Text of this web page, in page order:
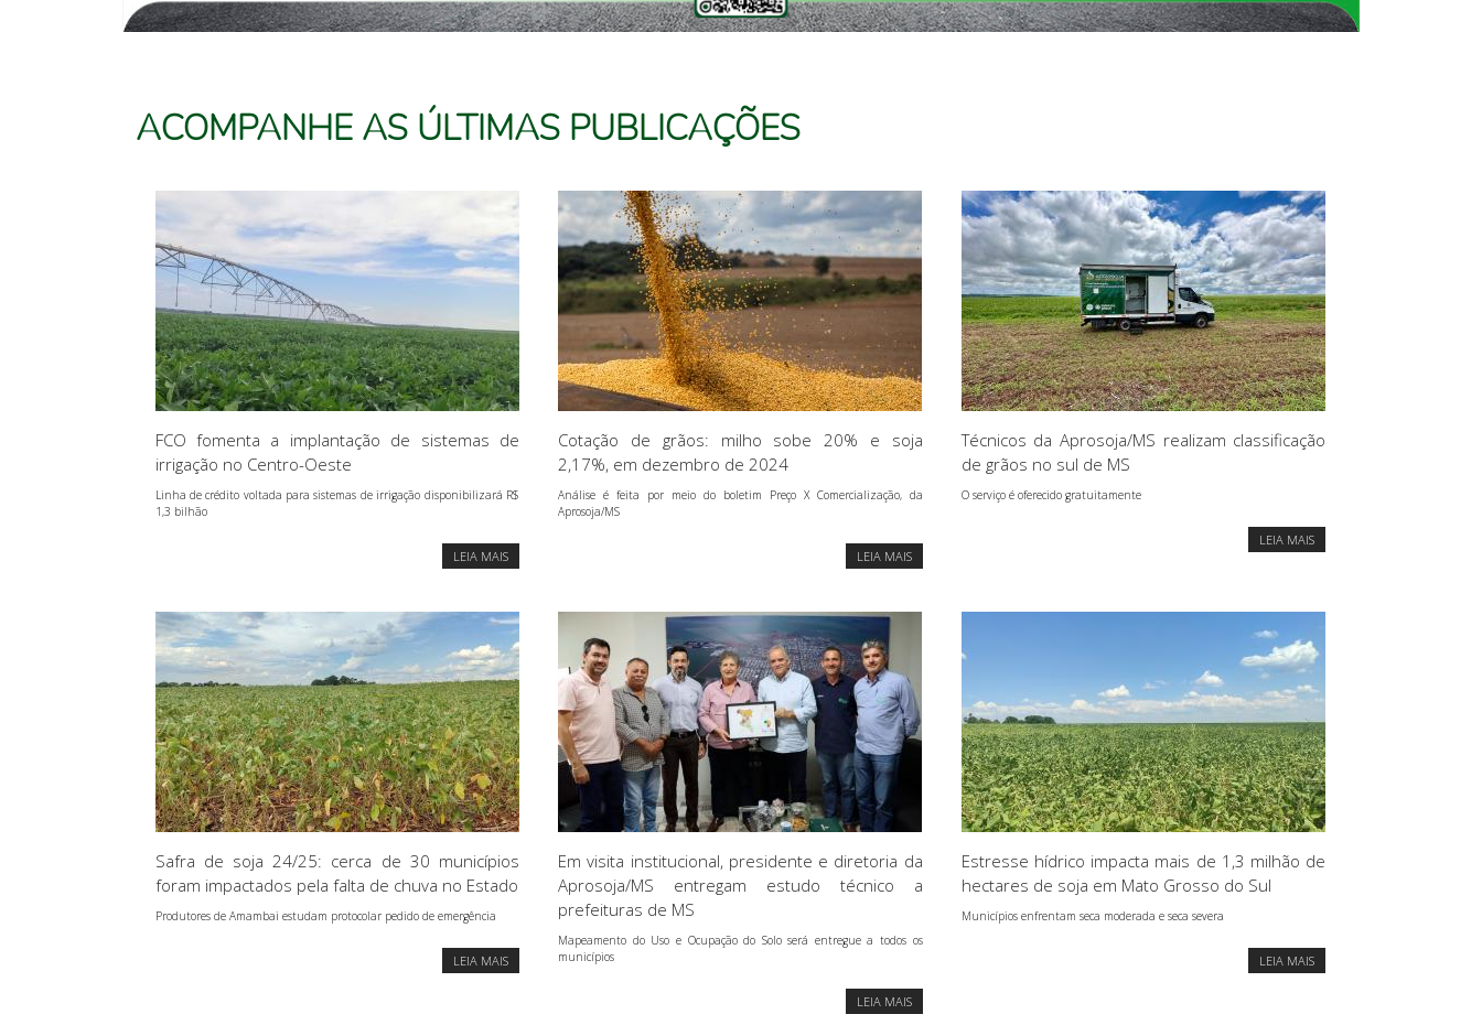
ACOMPANHE AS ÚLTIMAS PUBLICAÇÕES
FCO fomenta a implantação de sistemas de
irrigação no Centro-Oeste
Linha de crédito voltada para sistemas de irrigação disponibilizará R$
1,3 bilhão
LEIA MAIS
Cotação de grãos: milho sobe 20% e soja
2,17%, em dezembro de 2024
Análise é feita por meio do boletim Preço X Comercialização, da
Aprosoja/MS
LEIA MAIS
Técnicos da Aprosoja/MS realizam classificação
de grãos no sul de MS
O serviço é oferecido gratuitamente
LEIA MAIS
Safra de soja 24/25: cerca de 30 municípios
foram impactados pela falta de chuva no Estado
Produtores de Amambai estudam protocolar pedido de emergência
LEIA MAIS
Em visita institucional, presidente e diretoria da
Aprosoja/MS entregam estudo técnico a
prefeituras de MS
Mapeamento do Uso e Ocupação do Solo será entregue a todos os
municípios
LEIA MAIS
Estresse hídrico impacta mais de 1,3 milhão de
hectares de soja em Mato Grosso do Sul
Municípios enfrentam seca moderada e seca severa
LEIA MAIS